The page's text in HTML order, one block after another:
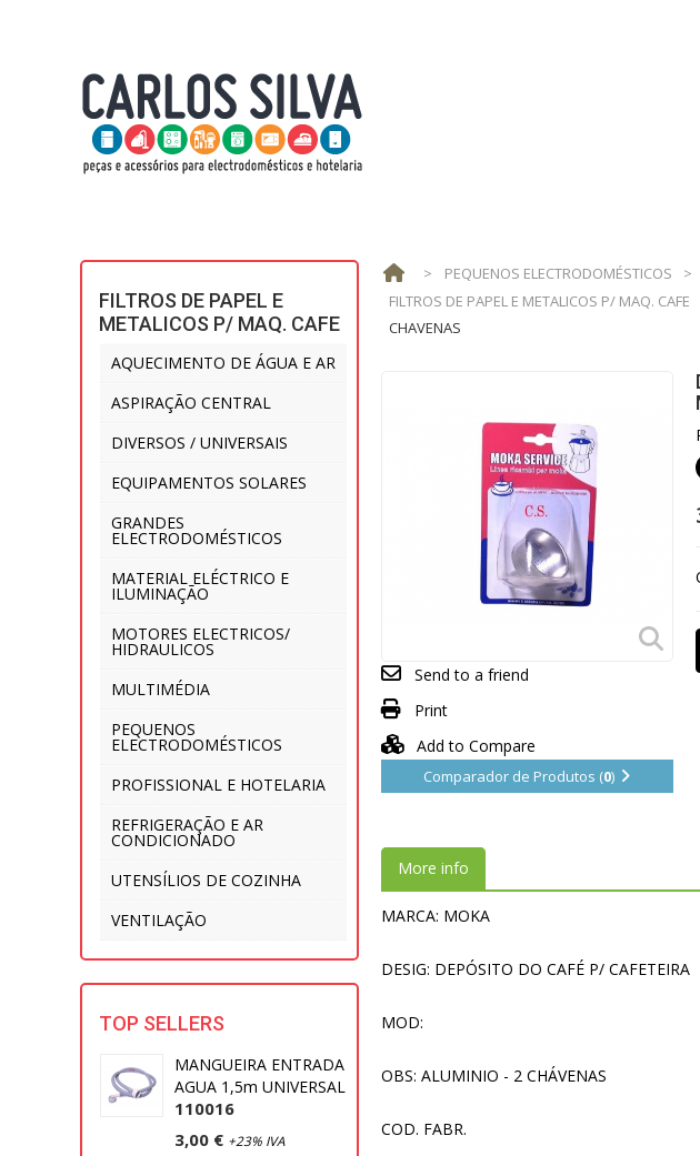
FILTROS DE PAPEL E
METALICOS P/ MAQ. CAFE
AQUECIMENTO DE ÁGUA E AR
ASPIRAÇÃO CENTRAL
DIVERSOS / UNIVERSAIS
EQUIPAMENTOS SOLARES
GRANDES
ELECTRODOMÉSTICOS
MATERIAL ELÉCTRICO E
ILUMINAÇÃO
MOTORES ELECTRICOS/
HIDRAULICOS
MULTIMÉDIA
PEQUENOS
ELECTRODOMÉSTICOS
PROFISSIONAL E HOTELARIA
REFRIGERAÇÃO E AR
CONDICIONADO
UTENSÍLIOS DE COZINHA
VENTILAÇÃO
TOP SELLERS
MANGUEIRA ENTRADA
AGUA 1,5m UNIVERSAL
110016
3,00 € +23% IVA
> PEQUENOS ELECTRODOMÉSTICOS >
FILTROS DE PAPEL E METALICOS P/ MAQ. CAFE
CHAVENAS
Send to a friend
Print
Add to Compare
Comparador de Produtos (0)
More info
MARCA: MOKA
DESIG: DEPÓSITO DO CAFÉ P/ CAFETEIRA
MOD:
OBS: ALUMINIO - 2 CHÁVENAS
COD. FABR.